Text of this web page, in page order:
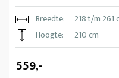
Breedte:
218 t/m 261
Hoogte:
210 cm
559,-